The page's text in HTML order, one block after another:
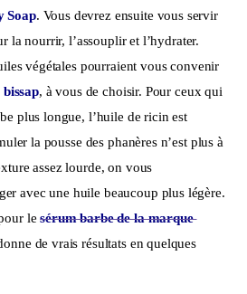
Soap. Vous devrez ensuite vous servir
la nourrir, l’assouplir et l’hydrater.
végétales pourraient vous convenir
, à vous de choisir. Pour ceux qui
plus longue, l’huile de ricin est
la pousse des phanères n’est plus à
assez lourde, on vous
avec une huile beaucoup plus légère.
le sérum barbe de la marque
de vrais résultats en quelques